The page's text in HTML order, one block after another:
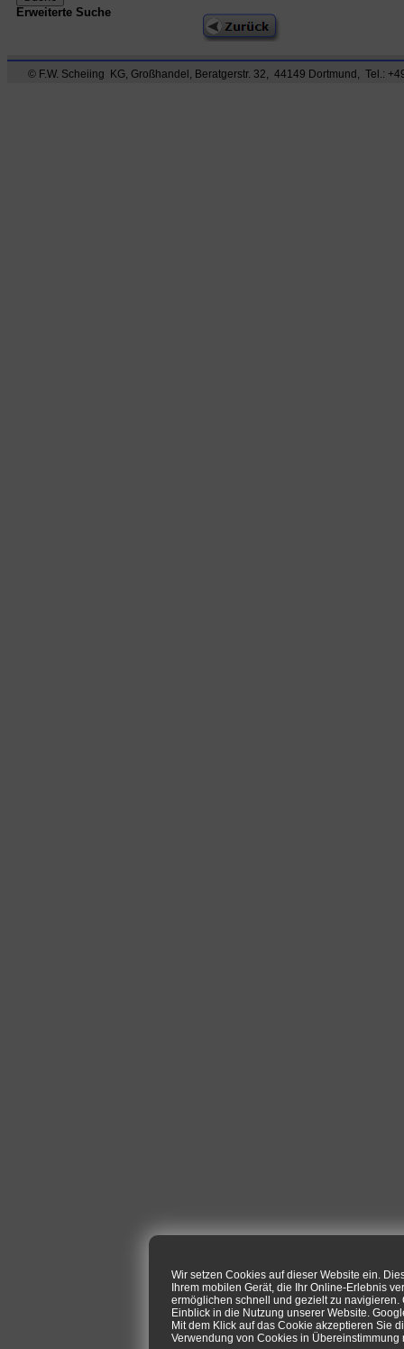
Erweiterte Suche
© F.W. Scheiing KG, Großhandel, Beratgerstr. 32, 44149 Dortmund, Tel.:
Wir setzen Cookies auf dieser Website ein.
Ihrem mobilen Gerät, die Ihr Online-Erlebnis
ermöglichen schnell und gezielt zu
Einblick in die Nutzung unserer Website.
Mit dem Klick auf das Cookie akzeptieren Sie
Verwendung von Cookies in